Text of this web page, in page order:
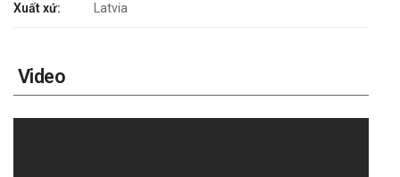
Xuất xứ: Latvia
Video